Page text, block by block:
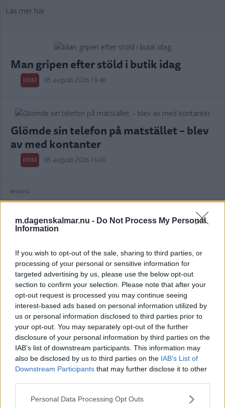
m.dagenskalmar.nu - Do Not Process My Personal
Information
If you wish to opt-out of the sale, sharing to third parties, or
processing of your personal or sensitive information for
targeted advertising by us, please use the below opt-out
section to confirm your selection. Please note that after your
opt-out request is processed you may continue seeing
interest-based ads based on personal information utilized by
us or personal information disclosed to third parties prior to
your opt-out. You may separately opt-out of the further
disclosure of your personal information by third parties on the
IAB’s list of downstream participants. This information may
also be disclosed by us to third parties on the IAB’s List of
Downstream Participants that may further disclose it to other
Please note that this website/app uses one or more Google
Personal Data Processing Opt Outs
Läs mer här
Man gripen efter stöld i butik idag
KRIM 05 augusti 2026 19.48
Glömde sin telefon på matstället – blev
av med kontanter
KRIM 05 augusti 2026 16.00
Annons:
attackerad
KRIM 05 augusti 2026 14.00
Fordon stulet hos golfklubben – ser spår
efter den
KRIM 05 augusti 2026 12.00